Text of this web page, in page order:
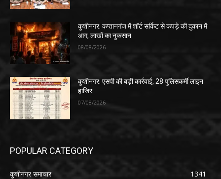
कुशीनगर: कप्तानगंज में शॉर्ट सर्किट से कपड़े की दुकान में
आग, लाखों का नुकसान
08/08/2026
कुशीनगर: एसपी की बड़ी कार्रवाई, 28 पुलिसकर्मी लाइन
हाजिर
07/08/2026
POPULAR CATEGORY
कुशीनगर समाचार
1341